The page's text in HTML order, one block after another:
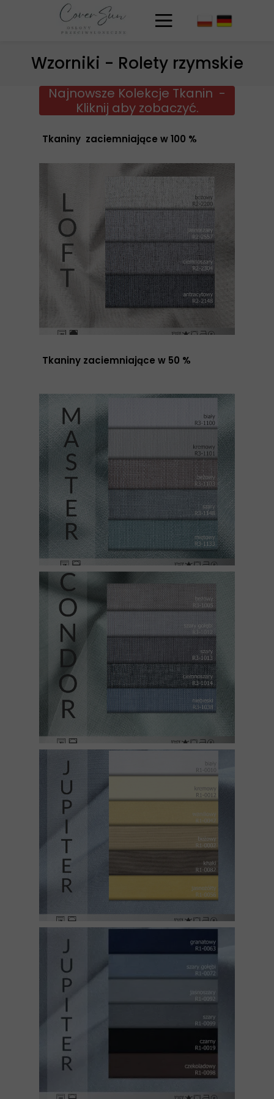
Najnowsze Kolekcje Tkanin -
Kliknij aby zobaczyć.
Tkaniny zaciemniające w 50 %
Tkaniny zaciemniające w 100 %
Wzorniki - Rolety rzymskie